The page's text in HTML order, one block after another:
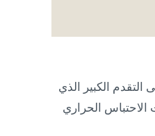
2025، الذي سلط الضوء على التقدم الكبير الذي
انبعاثات غازات الاحتباس الحراري